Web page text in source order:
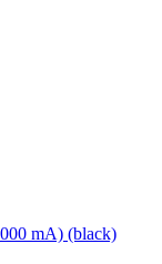
mA) (black)